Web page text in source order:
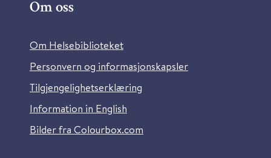
Om oss
Om Helsebiblioteket
Personvern og informasjonskapsler
Tilgjengelighetserklæring
Information in English
Bilder fra Colourbox.com